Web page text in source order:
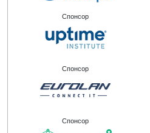
Спонсор
Спонсор
Спонсор